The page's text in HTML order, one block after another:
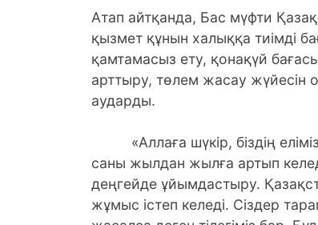
Атап айтқанда, Бас мүфти
қызмет құнын халыққа тиімді
қамтамасыз ету, қонақүй
арттыру, төлем жасау жүйесін
аударды.
«Аллаға шүкір, біздің
саны жылдан жылға артып
деңгейде ұйымдастыру.
жұмыс істеп келеді. Сіздер